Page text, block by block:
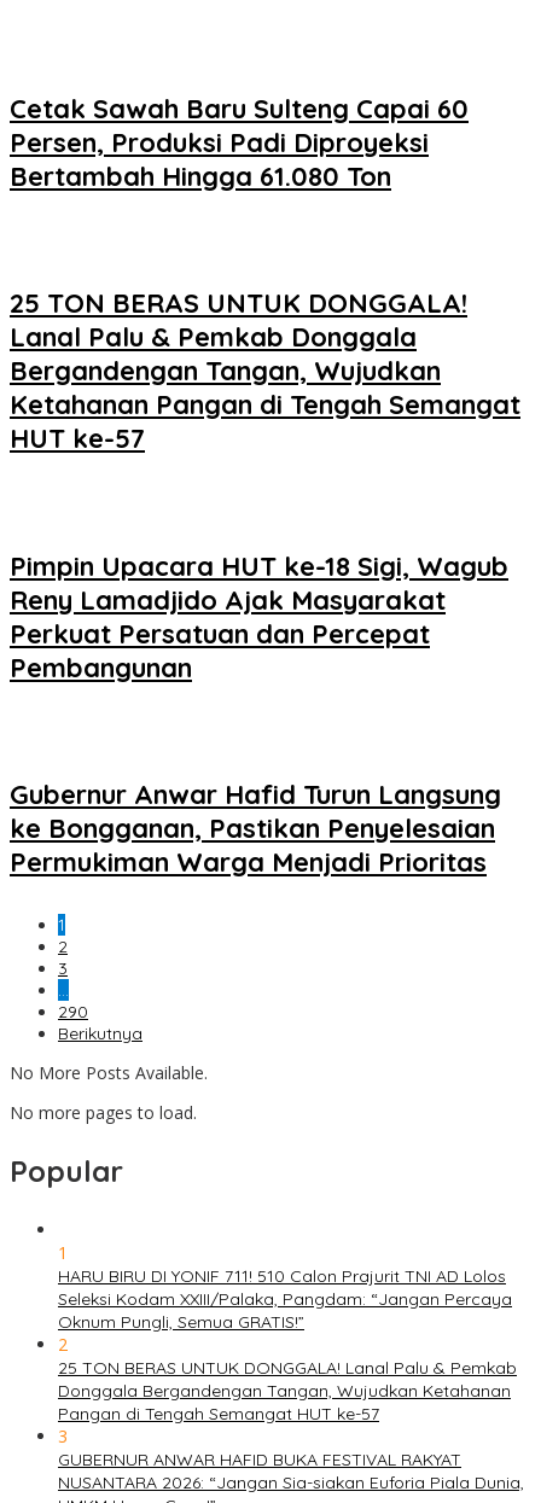
Cetak Sawah Baru Sulteng Capai 60
Persen, Produksi Padi Diproyeksi
Bertambah Hingga 61.080 Ton
25 TON BERAS UNTUK DONGGALA!
Lanal Palu & Pemkab Donggala
Bergandengan Tangan, Wujudkan
Ketahanan Pangan di Tengah Semangat
HUT ke-57
Pimpin Upacara HUT ke-18 Sigi, Wagub
Reny Lamadjido Ajak Masyarakat
Perkuat Persatuan dan Percepat
Pembangunan
Gubernur Anwar Hafid Turun Langsung
ke Bongganan, Pastikan Penyelesaian
Permukiman Warga Menjadi Prioritas
1
2
3
…
290
Berikutnya
No More Posts Available.
No more pages to load.
Popular
1
HARU BIRU DI YONIF 711! 510 Calon Prajurit TNI AD Lolos
Seleksi Kodam XXIII/Palaka, Pangdam: “Jangan Percaya
Oknum Pungli, Semua GRATIS!”
2
25 TON BERAS UNTUK DONGGALA! Lanal Palu & Pemkab
Donggala Bergandengan Tangan, Wujudkan Ketahanan
Pangan di Tengah Semangat HUT ke-57
3
GUBERNUR ANWAR HAFID BUKA FESTIVAL RAKYAT
NUSANTARA 2026: “Jangan Sia-siakan Euforia Piala Dunia,